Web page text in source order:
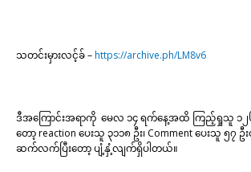
သတင်းမှားလင့်ခ် –https://archive.ph/LM8v6
ဒီအကြောင်းအရာကို မေလ ၁၄ ရက်နေ့အထိ ကြည့်ရှုသူ ၁၂၆
တော့ reaction ပေးသူ ၃၁၁၈ ဦး၊ Comment ပေးသူ ၅၇ ဦ
ဆက်လက်ပြီးတော့ ပျံ့နှံ့လျက်ရှိပါတယ်။​